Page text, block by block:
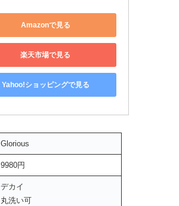
Amazonで見る
楽天市場で見る
Yahoo!ショッピングで見る
Glorious
9980円
デカイ
丸洗い可